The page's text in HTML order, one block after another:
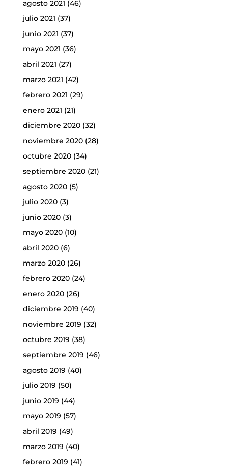
agosto 2021 (46)
julio 2021 (37)
junio 2021 (37)
mayo 2021 (36)
abril 2021 (27)
marzo 2021 (42)
febrero 2021 (29)
enero 2021 (21)
diciembre 2020(32)
noviembre 2020(28)
octubre 2020(34)
septiembre 2020(21)
agosto 2020(5)
julio 2020(3)
junio 2020(3)
mayo 2020(10)
abril 2020(6)
marzo 2020(26)
febrero 2020(24)
enero 2020(26)
diciembre 2019 (40)
noviembre 2019 (32)
octubre 2019 (38)
septiembre 2019 (46)
agosto 2019 (40)
julio 2019 (50)
junio 2019 (44)
mayo 2019 (57)
abril 2019 (49)
marzo 2019 (40)
febrero 2019 (41)